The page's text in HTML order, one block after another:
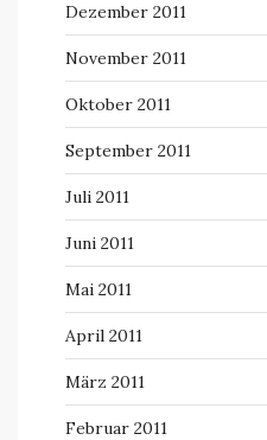
Dezember 2011
November 2011
Oktober 2011
September 2011
Juli 2011
Juni 2011
Mai 2011
April 2011
März 2011
Februar 2011